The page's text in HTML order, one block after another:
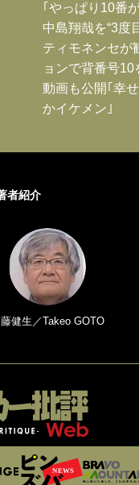
｢やっぱり10番
中島翔哉を“3度
ティモネンセが
ョンで背番号
動画も公開｢幸
かイケメン｣
者紹介
健生／Takeo GOTO